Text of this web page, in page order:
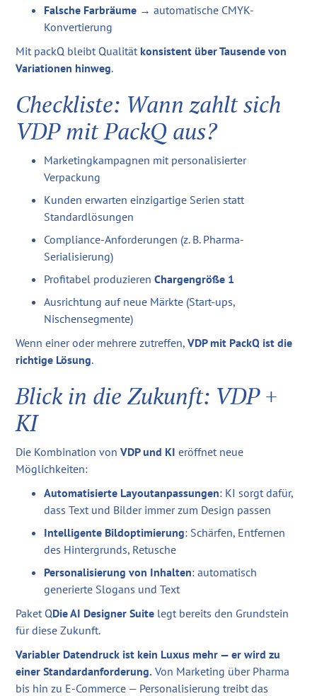
Falsche Farbräume → automatische CMYK-
Konvertierung
Mit packQ bleibt Qualität konsistent über Tausende von
Variationen hinweg.
Checkliste: Wann zahlt sich
VDP mit PackQ aus?
Marketingkampagnen mit personalisierter
Verpackung
Kunden erwarten einzigartige Serien statt
Standardlösungen
Compliance-Anforderungen (z. B. Pharma-
Serialisierung)
Profitabel produzierenChargengröße 1
Ausrichtung auf neue Märkte (Start-ups,
Nischensegmente)
Wenn einer oder mehrere zutreffen,VDP mit PackQ ist die
richtige Lösung.
Blick in die Zukunft: VDP +
KI
Die Kombination vonVDP und KI eröffnet neue
Möglichkeiten:
Automatisierte Layoutanpassungen: KI sorgt dafür,
dass Text und Bilder immer zum Design passen
Intelligente Bildoptimierung: Schärfen, Entfernen
des Hintergrunds, Retusche
Personalisierung von Inhalten: automatisch
generierte Slogans und Text
Paket QDie AI Designer Suite legt bereits den Grundstein
für diese Zukunft.
Variabler Datendruck ist kein Luxus mehr — er wird zu
einer Standardanforderung. Von Marketing über Pharma
bis hin zu E-Commerce — Personalisierung treibt das